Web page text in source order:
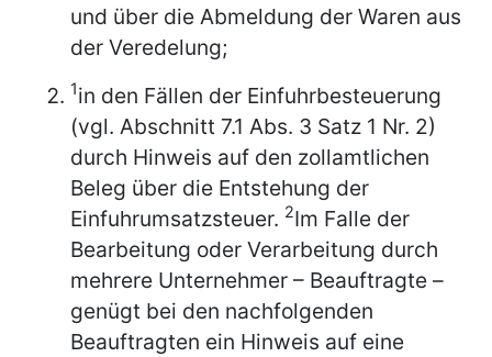
und über die Abmeldung der Waren aus
der Veredelung;
1in den Fällen der Einfuhrbesteuerung
(vgl. Abschnitt 7.1 Abs. 3 Satz 1 Nr. 2)
durch Hinweis auf den zollamtlichen
Beleg über die Entstehung der
Einfuhrumsatzsteuer. 2Im Falle der
Bearbeitung oder Verarbeitung durch
mehrere Unternehmer – Beauftragte –
genügt bei den nachfolgenden
Beauftragten ein Hinweis auf eine